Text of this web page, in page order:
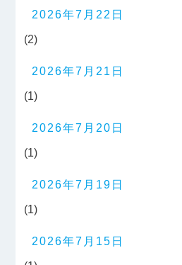
2026年7月22日
(2)
2026年7月21日
(1)
2026年7月20日
(1)
2026年7月19日
(1)
2026年7月15日